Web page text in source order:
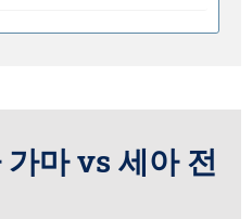
마 vs 세아 전